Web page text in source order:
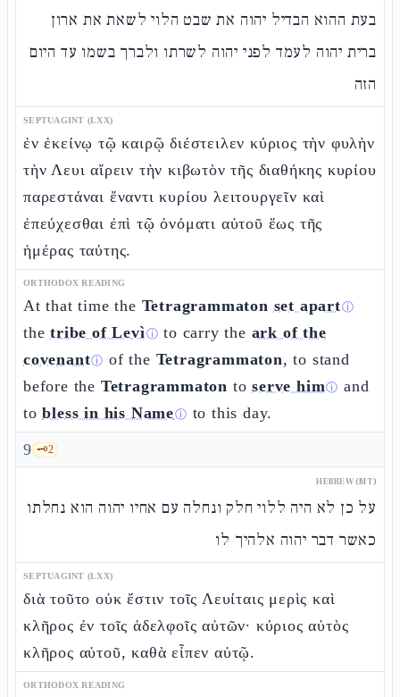
בעת ההוא הבדיל יהוה את שבט הלוי לשאת את ארון
ברית יהוה לעמד לפני יהוה לשרתו ולברך בשמו עד היום
הזה
SEPTUAGINT (LXX)
ἐν ἐκείνῳ τῷ καιρῷ διέστειλεν κύριος τὴν φυλὴν
τὴν Λευι αἴρειν τὴν κιβωτὸν τῆς διαθήκης κυρίου
παρεστάναι ἔναντι κυρίου λειτουργεῖν καὶ
ἐπεύχεσθαι ἐπὶ τῷ ὀνόματι αὐτοῦ ἕως τῆς
ἡμέρας ταύτης.
ORTHODOX READING
At that time the Tetragrammaton set apartⓘ
thetribe of Levìⓘ to carry the ark of the
covenantⓘ of the Tetragrammaton, to stand
before the Tetragrammaton toserve himⓘ and
tobless in his Nameⓘ to this day.
9 🗝️2
HEBREW (MT)
על כן לא היה ללוי חלק ונחלה עם אחיו יהוה הוא נחלתו
כאשר דבר יהוה אלהיך לו
SEPTUAGINT (LXX)
διὰ τοῦτο οὐκ ἔστιν τοῖς Λευίταις μερὶς καὶ
κλῆρος ἐν τοῖς ἀδελφοῖς αὐτῶν· κύριος αὐτὸς
κλῆρος αὐτοῦ, καθὰ εἶπεν αὐτῷ.
ORTHODOX READING